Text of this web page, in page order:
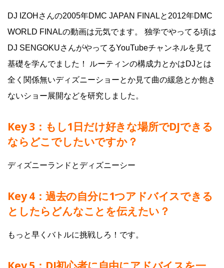
DJ IZOHさんの2005年DMC JAPAN FINALと2012年DMC
WORLD FINALの動画は元気でます。 独学でやってる頃は
DJ SENGOKUさんがやってるYouTubeチャンネルを見て
基礎を学んでました！ ルーティンの構成力とかはDJとは
全く関係無いディズニーショーとか見て曲の緩急とか飽き
ないショー展開などを研究しました。
Key 3：もし1日だけ好きな場所でDJできる
ならどこでしたいですか？
ディズニーランドとディズニーシー
Key 4： 過去の自分に1つアドバイスできる
としたらどんなことを伝えたい？
もっと早くバトルに挑戦しろ！です。